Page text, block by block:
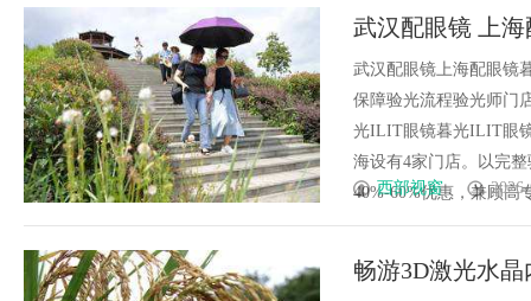
武汉配眼镜 上
武汉配眼镜上海配眼镜
保障验光流程验光师门
光ILIT眼镜暮光ILIT眼
海设有4家门店。以完
40%-60%优惠，兼顾高
西部视窗
畅游3D激光水